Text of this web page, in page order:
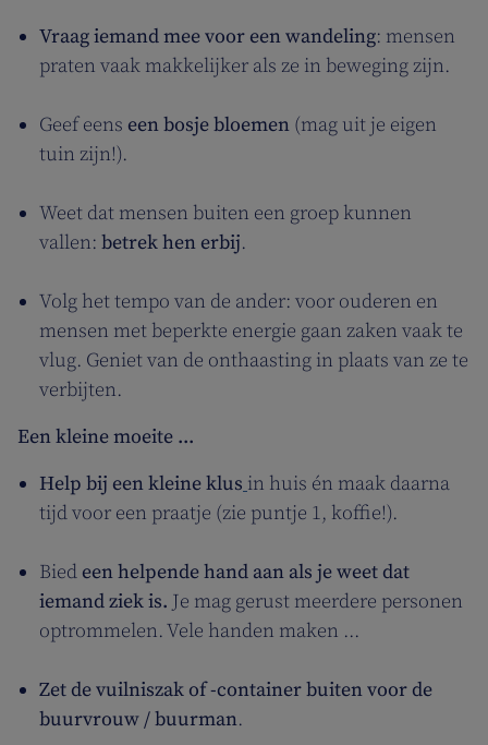
Vraag iemand mee voor een wandeling: mensen
praten vaak makkelijker als ze in beweging zijn.
Geef eens een bosje bloemen (mag uit je eigen
tuin zijn!).
Weet dat mensen buiten een groep kunnen
vallen: betrek hen erbij.
Volg het tempo van de ander: voor ouderen en
mensen met beperkte energie gaan zaken vaak te
vlug. Geniet van de onthaasting in plaats van ze te
verbijten.
Een kleine moeite ...
Help bij een kleine klus in huis én maak daarna
tijd voor een praatje (zie puntje 1, koffie!).
Bied een helpende hand aan als je weet dat
iemand ziek is. Je mag gerust meerdere personen
optrommelen. Vele handen maken ...
Zet de vuilniszak of -container buiten voor de
buurvrouw / buurman.